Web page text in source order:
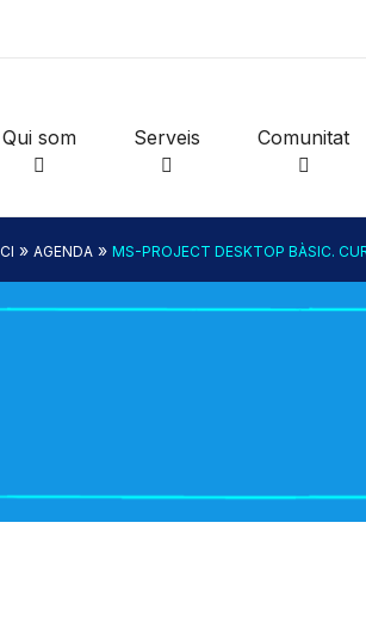
Qui som Serveis Comunitat
» AGENDA » MS-PROJECT DESKTOP BÀSIC.